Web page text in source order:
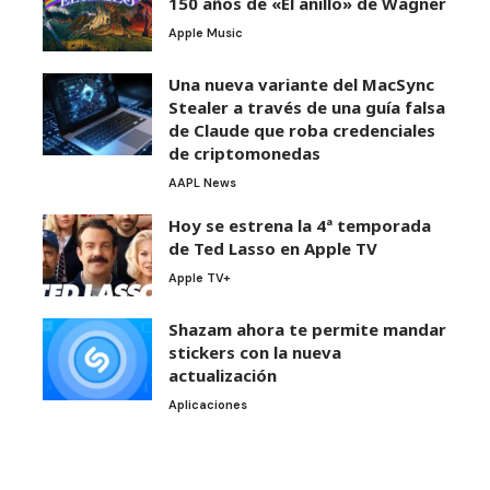
Apple Music
Una nueva variante del MacSync
Stealer a través de una guía falsa
de Claude que roba credenciales
de criptomonedas
AAPL News
Hoy se estrena la 4ª temporada
de Ted Lasso en Apple TV
Apple TV+
Shazam ahora te permite mandar
stickers con la nueva
actualización
Aplicaciones